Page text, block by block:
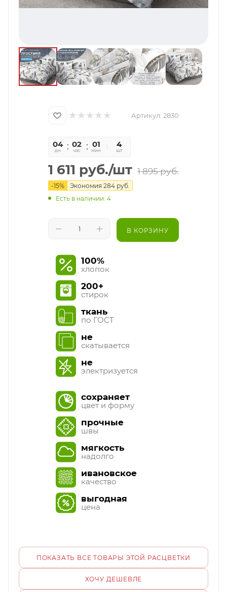
Артикул: 2830
04
дн
02
час
01
мин
28
сек
4
шт
1 611 руб./шт 1 895руб.
-15% Экономия 284 руб.
Есть в наличии: 4
В КОРЗИНУ
100%
хлопок
200+
стирок
ткань
по ГОСТ
не
скатывается
не
электризуется
сохраняет
цвет и форму
прочные
швы
мягкость
надолго
ивановское
качество
выгодная
цена
ПОКАЗАТЬ ВСЕ ТОВАРЫ ЭТОЙ РАСЦВЕТКИ
ХОЧУ ДЕШЕВЛЕ